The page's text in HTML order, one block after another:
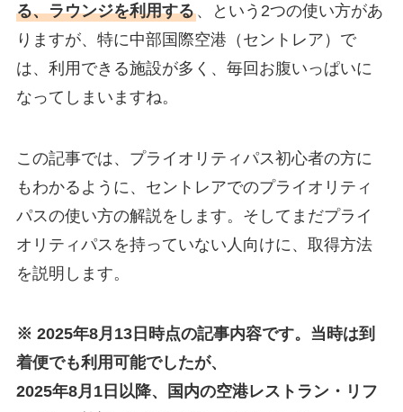
る、ラウンジを利用する、という2つの使い方があ
りますが、特に中部国際空港（セントレア）で
は、利用できる施設が多く、毎回お腹いっぱいに
なってしまいますね。
この記事では、プライオリティパス初心者の方に
もわかるように、セントレアでのプライオリティ
パスの使い方の解説をします。そしてまだプライ
オリティパスを持っていない人向けに、取得方法
を説明します。
※ 2025年8月13日時点の記事内容です。当時は到
着便でも利用可能でしたが、
2025年8月1日以降、国内の空港レストラン・リフ